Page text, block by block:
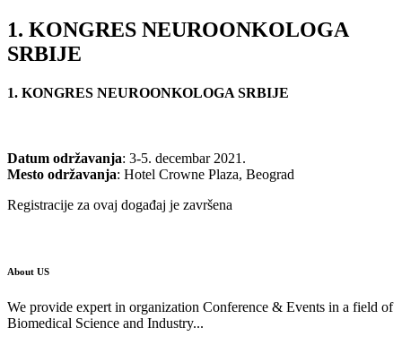
1. KONGRES NEUROONKOLOGA
SRBIJE
1. KONGRES NEUROONKOLOGA SRBIJE
Datum održavanja: 3-5. decembar 2021.
Mesto održavanja: Hotel Crowne Plaza, Beograd
Registracije za ovaj događaj je završena
About US
We provide expert in organization Conference & Events in a field of
Biomedical Science and Industry...